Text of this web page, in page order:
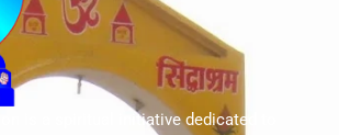
is a spiritual initiative dedicated to